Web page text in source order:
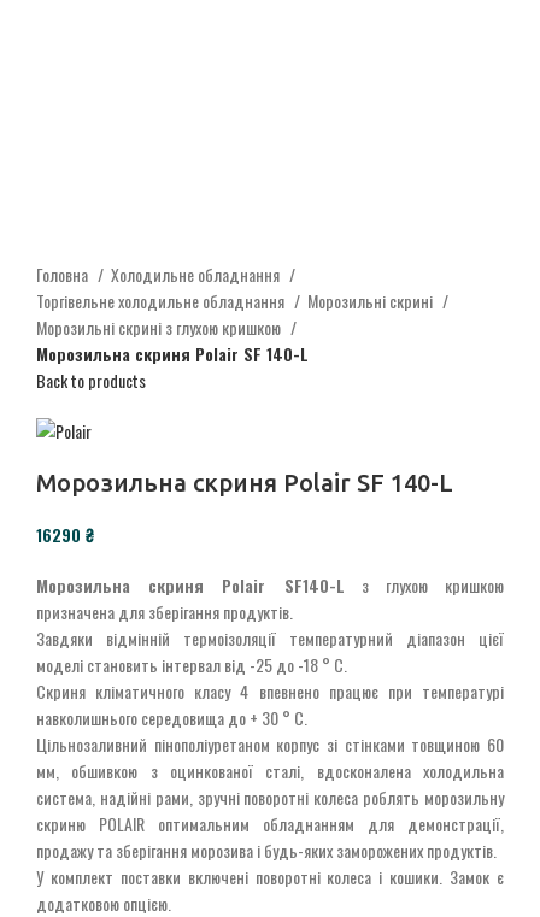
Головна
Холодильне обладнання
Торгівельне холодильне обладнання
Морозильні скрині
Морозильні скрині з глухою кришкою
Морозильна скриня Polair SF 140-L
Back to products
Морозильна скриня Polair SF 140-L
₴
Морозильна скриня Polair SF140-L з глухою кришкою
призначена для зберігання продуктів.
Завдяки відмінній термоізоляції температурний діапазон цієї
моделі становить інтервал від -25 до -18 ° С.
Скриня кліматичного класу 4 впевнено працює при температурі
навколишнього середовища до + 30 ° С.
Цільнозаливний пінополіуретаном корпус зі стінками товщиною 60
мм, обшивкою з оцинкованої сталі, вдосконалена холодильна
система, надійні рами, зручні поворотні колеса роблять морозильну
скриню POLAIR оптимальним обладнанням для демонстрації,
продажу та зберігання морозива і будь-яких заморожених продуктів.
У комплект поставки включені поворотні колеса і кошики. Замок є
додатковою опцією.